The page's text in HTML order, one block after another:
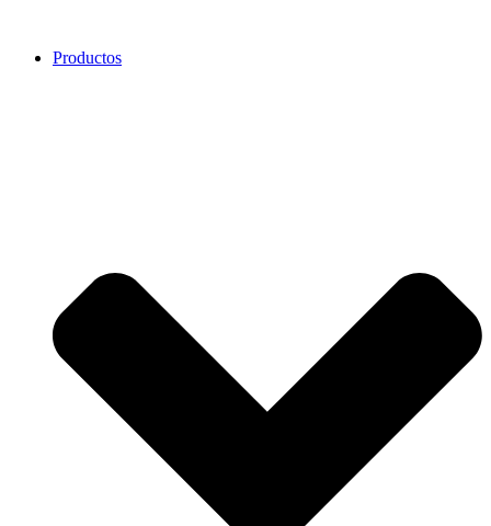
Productos